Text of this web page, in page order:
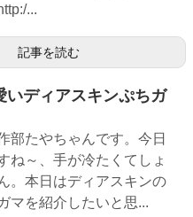
...
記事を読む
いディアスキンぷちガ
部たやちゃんです。今日
ね～、手が冷たくてしょ
。本日はディアスキンの
マを紹介したいと思...